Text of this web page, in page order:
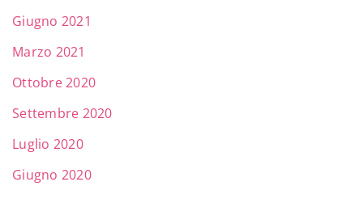
Giugno 2021
Marzo 2021
Ottobre 2020
Settembre 2020
Luglio 2020
Giugno 2020